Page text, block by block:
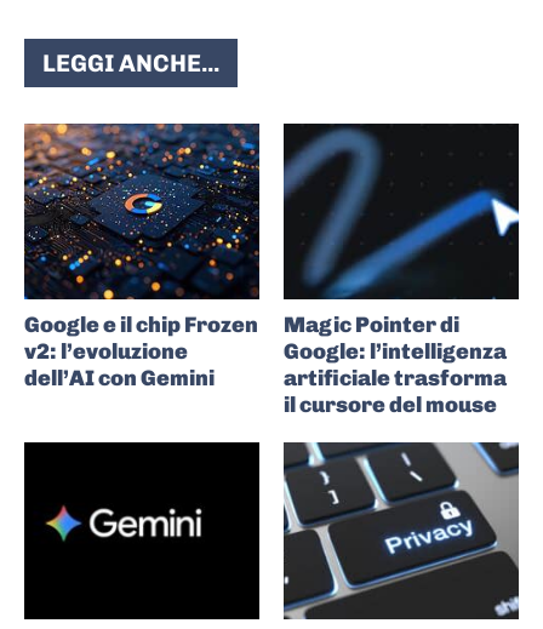
LEGGI ANCHE...
Google e il chip Frozen
v2: l’evoluzione
dell’AI con Gemini
Magic Pointer di
Google: l’intelligenza
artificiale trasforma
il cursore del mouse